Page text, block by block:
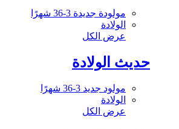
مولودة جديدة 3-36 شهرًا
الولادة
عرض الكل
حديث الولادة
مولود جديد 3-36 شهرًا
الولادة
عرض الكل